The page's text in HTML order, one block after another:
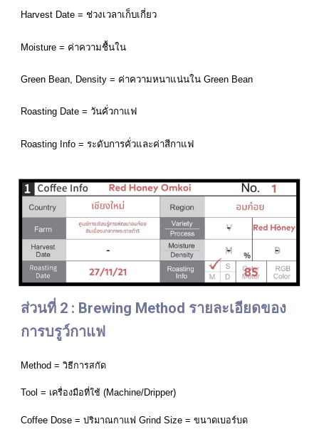
Harvest Date = ช่วงเวลาเก็บเกี่ยว
Moisture = ค่าความชื้นใน
Green Bean, Density = ค่าความหนาแน่นใน Green Bean
Roasting Date = วันคั่วกาแฟ
Roasting Info = ระดับการคั่วและค่าสีกาแฟ
ส่วนที่ 2 : Brewing Method รายละเอียดของ
การบรูว์กาแฟ
Method = วิธีการสกัด
Tool = เครื่องมือที่ใช้ (Machine/Dripper)
Coffee Dose = ปริมาณกาแฟ Grind Size = ขนาดเบอร์บด